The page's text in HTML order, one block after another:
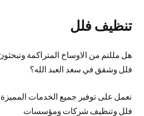
تنظيف فلل
هل مللتم من الاوساخ المتراكمة
فلل وشقق في سعد العبد الله؟
نعمل على توفير جميع الخدمات
فلل وتنظيف شركات ومؤسسات